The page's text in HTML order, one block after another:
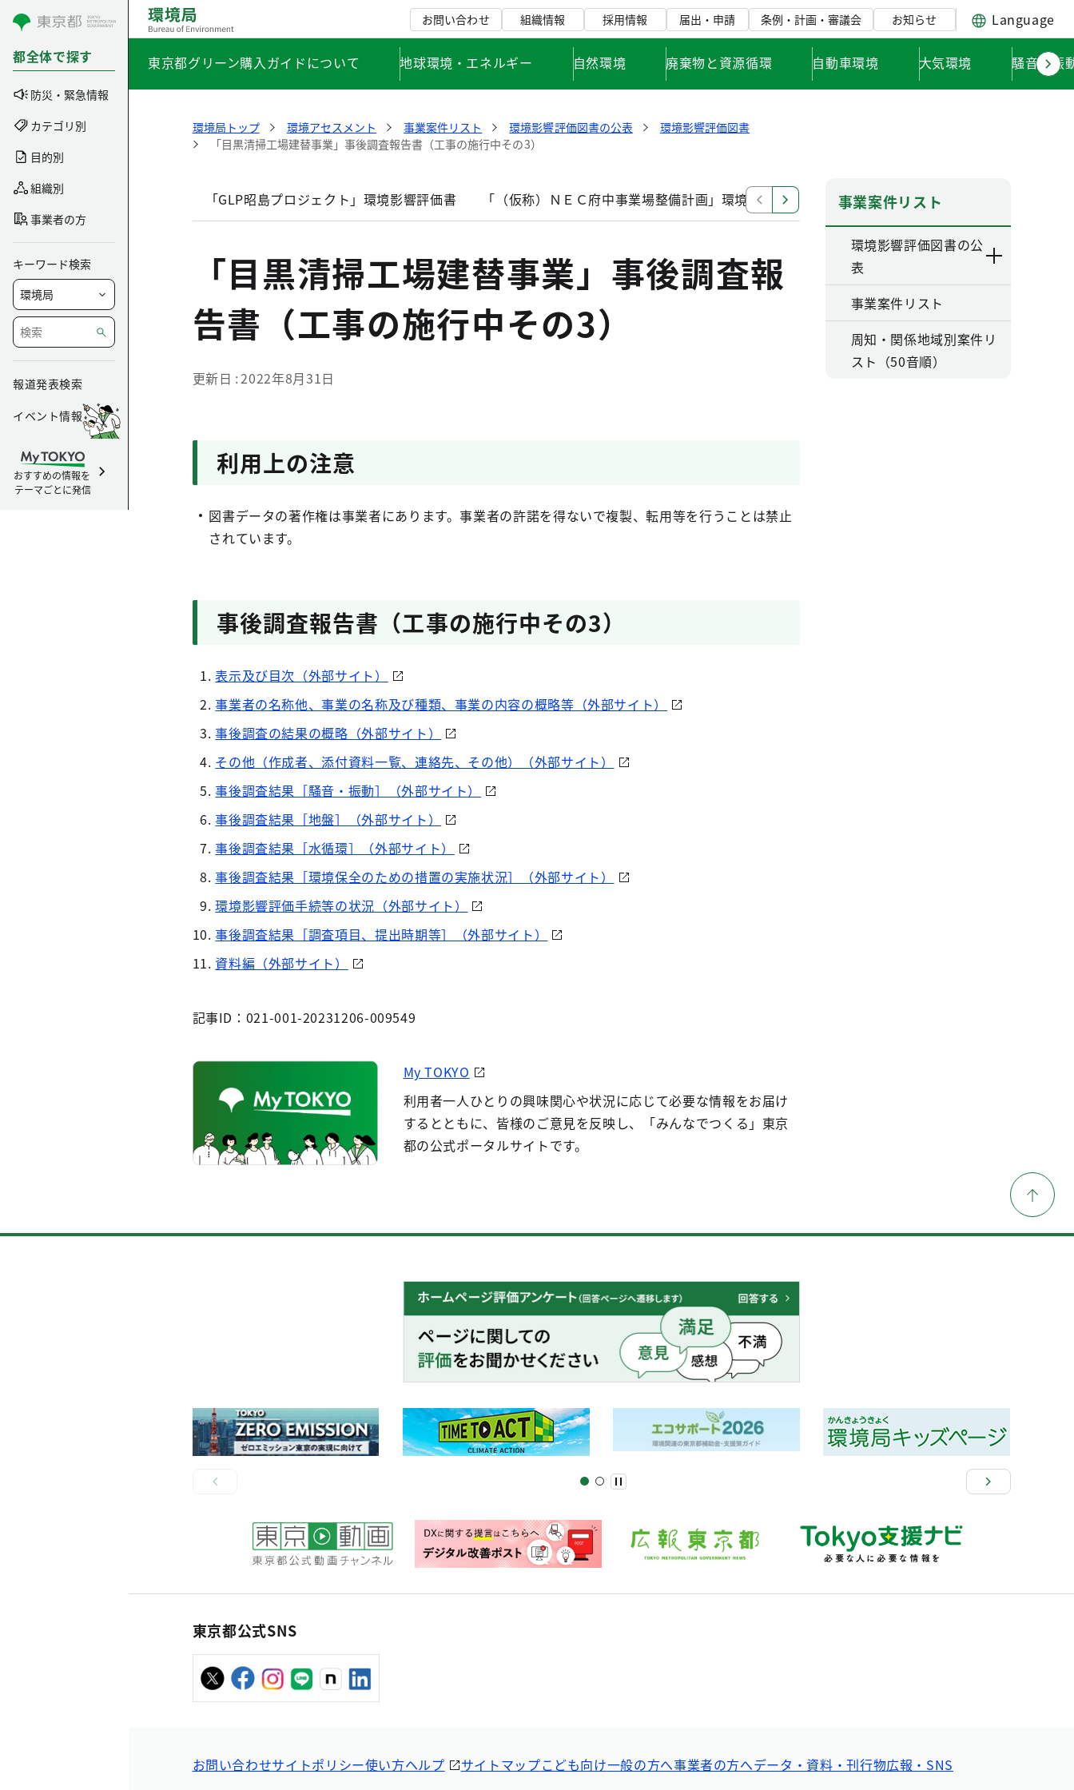
コンテンツにスキップ
都全体で探す
防災・緊急情報
カテゴリ別
目的別
組織別
事業者の方
キーワード検索
報道発表検索
イベント情報
おすすめの情報を
テーマごとに発信
お問い合わせ 組織情報 採用情報 届出・申請 条例・計画・審議会 お知らせ Language
東京都グリーン購入ガイドについて 地球環境・エネルギー 自然環境 廃棄物と資源循環 自動車環境 大気環境 騒音・振
環境局トップ 環境アセスメント 事業案件リスト 環境影響評価図書の公表
環境影響評価図書
「目黒清掃工場建替事業」事後調査報告書（工事の施行中その3）
「GLP昭島プロジェクト」環境影響評価書 「（仮称）ＮＥＣ府中事業場整備計画」環境影響評価調査計画書 「東日本旅客鉄道南武線（谷
「目黒清掃工場建替事業」事後調査報
告書（工事の施行中その3）
更新日 2022年8月31日
利用上の注意
図書データの著作権は事業者にあります。事業者の許諾を得ないで複製、転用等を行うことは禁止
されています。
事後調査報告書（工事の施行中その3）
表示及び目次（外部サイト）
事業者の名称他、事業の名称及び種類、事業の内容の概略等（外部サイト）
事後調査の結果の概略（外部サイト）
その他（作成者、添付資料一覧、連絡先、その他）（外部サイト）
事後調査結果［騒音・振動］（外部サイト）
事後調査結果［地盤］（外部サイト）
事後調査結果［水循環］（外部サイト）
事後調査結果［環境保全のための措置の実施状況］（外部サイト）
環境影響評価手続等の状況（外部サイト）
事後調査結果［調査項目、提出時期等］（外部サイト）
資料編（外部サイト）
記事ID：021-001-20231206-009549
My TOKYO
利用者一人ひとりの興味関心や状況に応じて必要な情報をお届け
するとともに、皆様のご意見を反映し、「みんなでつくる」東京
都の公式ポータルサイトです。
事業案件リスト
環境影響評価図書の公
表
事業案件リスト
周知・関係地域別案件リ
スト（50音順）
東京都公式SNS
お問い合わせサイトポリシー使い方ヘルプ サイトマップこども向け一般の方へ事業者の方へデータ・資料・刊行物広報・SNS